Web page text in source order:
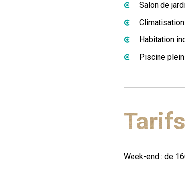
Salon de
Climatisation
Habitation
Piscine
Tarifs
Week-end : de